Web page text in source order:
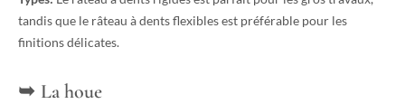
tandis que le râteau à dents flexibles est préférable pour les
finitions délicates.
La houe